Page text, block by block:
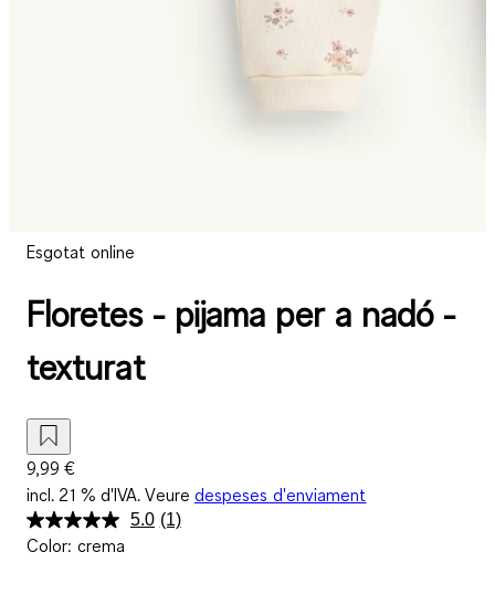
Esgotat online
Floretes - pijama per a nadó -
texturat
9,99 €
incl. 21 % d'IVA. Veure despeses d'enviament
5.0 Llegeix
(1)
Color: crema